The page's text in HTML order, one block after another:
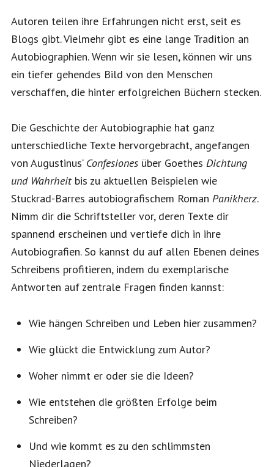
Autoren teilen ihre Erfahrungen nicht erst, seit es
Blogs gibt. Vielmehr gibt es eine lange Tradition an
Autobiographien. Wenn wir sie lesen, können wir uns
ein tiefer gehendes Bild von den Menschen
verschaffen, die hinter erfolgreichen Büchern stecken.
Die Geschichte der Autobiographie hat ganz
unterschiedliche Texte hervorgebracht, angefangen
von Augustinus‘ Confesionesüber Goethes Dichtung
und Wahrheitbis zu aktuellen Beispielen wie
Stuckrad-Barres autobiografischem Roman Panikherz.
Nimm dir die Schriftsteller vor, deren Texte dir
spannend erscheinen und vertiefe dich in ihre
Autobiografien. So kannst du auf allen Ebenen deines
Schreibens profitieren, indem du exemplarische
Antworten auf zentrale Fragen finden kannst:
Wie hängen Schreiben und Leben hier zusammen?
Wie glückt die Entwicklung zum Autor?
Woher nimmt er oder sie die Ideen?
Wie entstehen die größten Erfolge beim
Schreiben?
Und wie kommt es zu den schlimmsten
Niederlagen?